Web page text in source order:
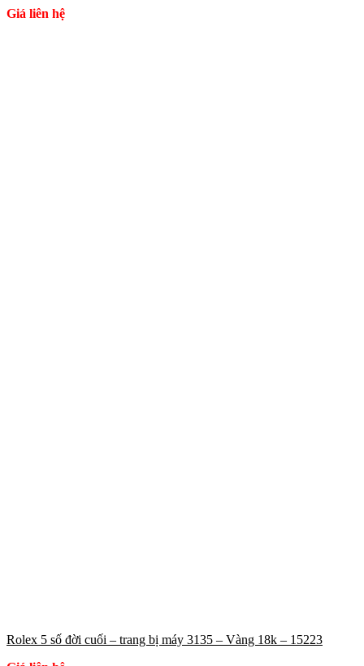
Giá liên hệ
Rolex 5 số đời cuối – trang bị máy 3135 – Vàng 18k – 15223